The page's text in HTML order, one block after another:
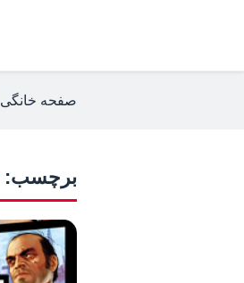
صفحه خانگی
برچسب: